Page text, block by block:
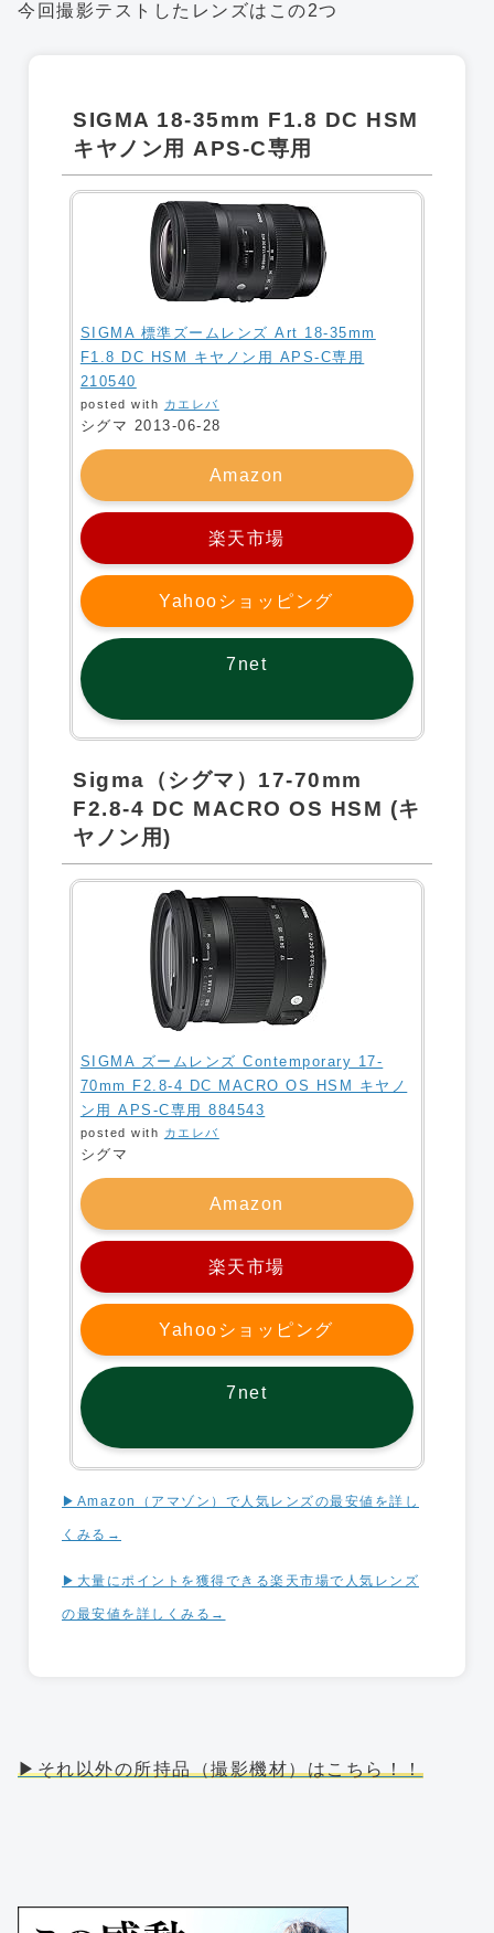
今回撮影テストしたレンズはこの2つ
SIGMA 18-35mm F1.8 DC HSM
キヤノン用 APS-C専用
SIGMA 標準ズームレンズ Art 18-35mm
F1.8 DC HSM キヤノン用 APS-C専用
210540
posted with カエレバ
シグマ 2013-06-28
Amazon
楽天市場
Yahooショッピング
7net
Sigma（シグマ）17-70mm
F2.8-4 DC MACRO OS HSM (キ
ヤノン用)
SIGMA ズームレンズ Contemporary 17-
70mm F2.8-4 DC MACRO OS HSM キヤノ
ン用 APS-C専用 884543
posted with カエレバ
シグマ
Amazon
楽天市場
Yahooショッピング
7net
▶︎Amazon（アマゾン）で人気レンズの最安値を詳し
くみる→
▶︎大量にポイントを獲得できる楽天市場で人気レンズ
の最安値を詳しくみる→
▶それ以外の所持品（撮影機材）はこちら！！